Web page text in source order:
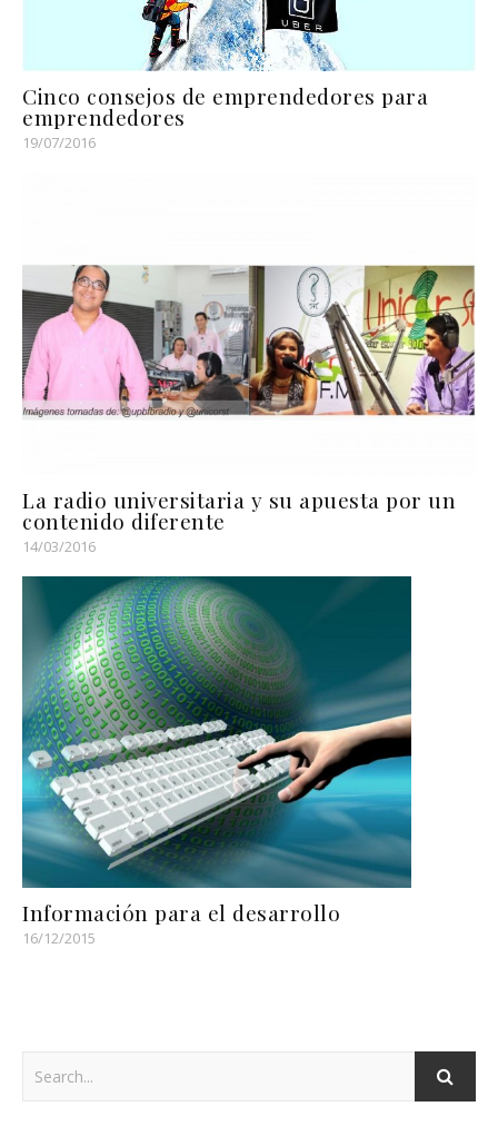
Cinco consejos de emprendedores para
emprendedores
19/07/2016
La radio universitaria y su apuesta por un
contenido diferente
14/03/2016
Información para el desarrollo
16/12/2015